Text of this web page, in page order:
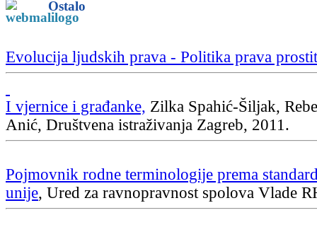
Ostalo
Evolucija ljudskih prava - Politika prava
I vjernice i građanke, Zilka Spahić-Šiljak,
Anić, Društvena istraživanja Zagreb, 2011.
Pojmovnik rodne terminologije prema
unije, Ured za ravnopravnost spolova Vlade